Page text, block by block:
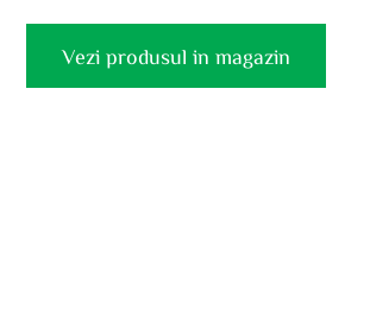
Vezi produsul in magazin